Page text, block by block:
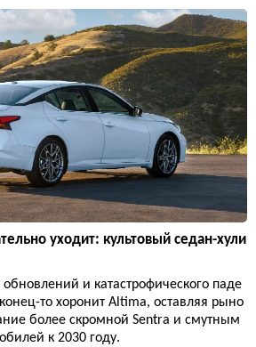
уходит: культовый седан-хули
и катастрофического паде
то хоронит Altima, оставляя рыно
более скромной Sentra и смутным
к 2030 году.